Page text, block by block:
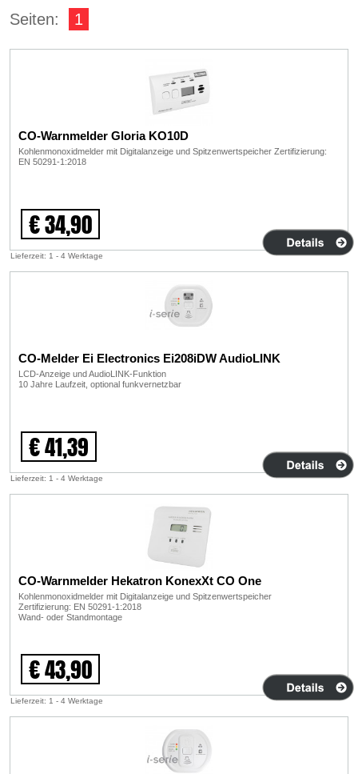
Seiten: 1
CO-Warnmelder Gloria KO10D
Kohlenmonoxidmelder mit Digitalanzeige und Spitzenwertspeicher Zertifizierung:
EN 50291-1:2018
€ 34,90
Lieferzeit: 1 - 4 Werktage
CO-Melder Ei Electronics Ei208iDW AudioLINK
LCD-Anzeige und AudioLINK-Funktion
10 Jahre Laufzeit, optional funkvernetzbar
€ 41,39
Lieferzeit: 1 - 4 Werktage
CO-Warnmelder Hekatron KonexXt CO One
Kohlenmonoxidmelder mit Digitalanzeige und Spitzenwertspeicher
Zertifizierung: EN 50291-1:2018
Wand- oder Standmontage
€ 43,90
Lieferzeit: 1 - 4 Werktage